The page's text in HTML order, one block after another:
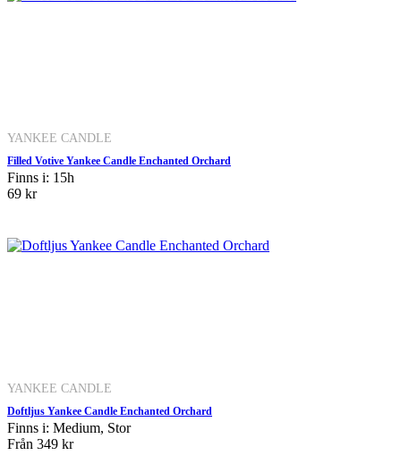
YANKEE CANDLE
Filled Votive Yankee Candle Enchanted Orchard
Finns i: 15h
69 kr
YANKEE CANDLE
Doftljus Yankee Candle Enchanted Orchard
Finns i: Medium, Stor
Från 349 kr